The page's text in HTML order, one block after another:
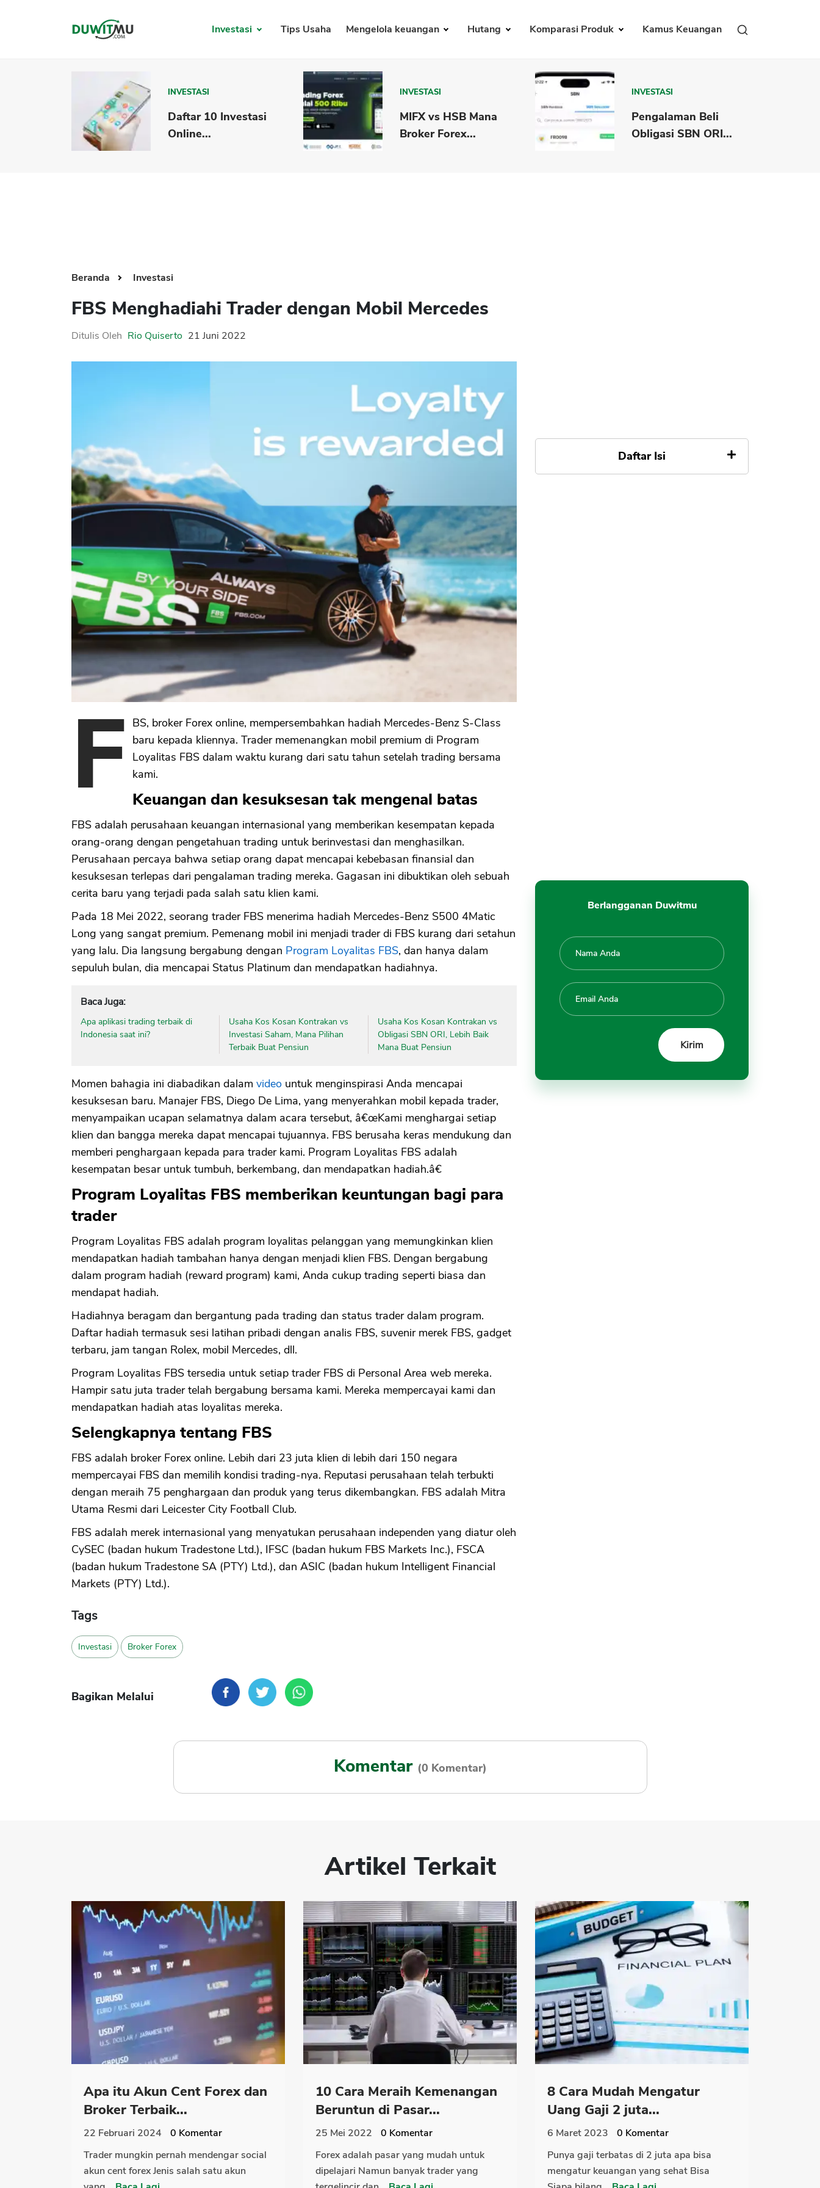
Investasi Tips Usaha Mengelola keuangan Hutang Komparasi Produk Kamus Keuangan
INVESTASI
Daftar 10 Investasi
Online...
INVESTASI
MIFX vs HSB Mana
Broker Forex...
INVESTASI
Pengalaman Beli
Obligasi SBN ORI...
Beranda Investasi
FBS Menghadiahi Trader dengan Mobil Mercedes
Ditulis Oleh Rio Quiserto 21 Juni 2022
F BS, broker Forex online, mempersembahkan hadiah Mercedes-Benz S-Class
baru kepada kliennya. Trader memenangkan mobil premium di Program
Loyalitas FBS dalam waktu kurang dari satu tahun setelah trading bersama
kami.
Keuangan dan kesuksesan tak mengenal batas
FBS adalah perusahaan keuangan internasional yang memberikan kesempatan kepada
orang-orang dengan pengetahuan trading untuk berinvestasi dan menghasilkan.
Perusahaan percaya bahwa setiap orang dapat mencapai kebebasan finansial dan
kesuksesan terlepas dari pengalaman trading mereka. Gagasan ini dibuktikan oleh sebuah
cerita baru yang terjadi pada salah satu klien kami.
Pada 18 Mei 2022, seorang trader FBS menerima hadiah Mercedes-Benz S500 4Matic
Long yang sangat premium. Pemenang mobil ini menjadi trader di FBS kurang dari setahun
yang lalu. Dia langsung bergabung dengan Program Loyalitas FBS, dan hanya dalam
sepuluh bulan, dia mencapai Status Platinum dan mendapatkan hadiahnya.
Baca Juga:
Apa aplikasi trading terbaik di
Indonesia saat ini?
Usaha Kos Kosan Kontrakan vs
Investasi Saham, Mana Pilihan
Terbaik Buat Pensiun
Usaha Kos Kosan Kontrakan vs
Obligasi SBN ORI, Lebih Baik
Mana Buat Pensiun
Momen bahagia ini diabadikan dalam video untuk menginspirasi Anda mencapai
kesuksesan baru. Manajer FBS, Diego De Lima, yang menyerahkan mobil kepada trader,
menyampaikan ucapan selamatnya dalam acara tersebut, â€œKami menghargai setiap
klien dan bangga mereka dapat mencapai tujuannya. FBS berusaha keras mendukung dan
memberi penghargaan kepada para trader kami. Program Loyalitas FBS adalah
kesempatan besar untuk tumbuh, berkembang, dan mendapatkan hadiah.â€
Program Loyalitas FBS memberikan keuntungan bagi para
trader
Program Loyalitas FBS adalah program loyalitas pelanggan yang memungkinkan klien
mendapatkan hadiah tambahan hanya dengan menjadi klien FBS. Dengan bergabung
dalam program hadiah (reward program) kami, Anda cukup trading seperti biasa dan
mendapat hadiah.
Hadiahnya beragam dan bergantung pada trading dan status trader dalam program.
Daftar hadiah termasuk sesi latihan pribadi dengan analis FBS, suvenir merek FBS, gadget
terbaru, jam tangan Rolex, mobil Mercedes, dll.
Program Loyalitas FBS tersedia untuk setiap trader FBS di Personal Area web mereka.
Hampir satu juta trader telah bergabung bersama kami. Mereka mempercayai kami dan
mendapatkan hadiah atas loyalitas mereka.
Selengkapnya tentang FBS
FBS adalah broker Forex online. Lebih dari 23 juta klien di lebih dari 150 negara
mempercayai FBS dan memilih kondisi trading-nya. Reputasi perusahaan telah terbukti
dengan meraih 75 penghargaan dan produk yang terus dikembangkan. FBS adalah Mitra
Utama Resmi dari Leicester City Football Club.
FBS adalah merek internasional yang menyatukan perusahaan independen yang diatur oleh
CySEC (badan hukum Tradestone Ltd.), IFSC (badan hukum FBS Markets Inc.), FSCA
(badan hukum Tradestone SA (PTY) Ltd.), dan ASIC (badan hukum Intelligent Financial
Markets (PTY) Ltd.).
Tags
Investasi Broker Forex
Bagikan Melalui
Daftar Isi
Berlangganan Duwitmu
Komentar (0 Komentar)
Artikel Terkait
Apa itu Akun Cent Forex dan
Broker Terbaik...
22 Februari 2024 0 Komentar
Trader mungkin pernah mendengar social
akun cent forex Jenis salah satu akun
10 Cara Meraih Kemenangan
Beruntun di Pasar...
25 Mei 2022 0 Komentar
Forex adalah pasar yang mudah untuk
dipelajari Namun banyak trader yang
8 Cara Mudah Mengatur
Uang Gaji 2 juta...
6 Maret 2023 0 Komentar
Punya gaji terbatas di 2 juta apa bisa
mengatur keuangan yang sehat Bisa